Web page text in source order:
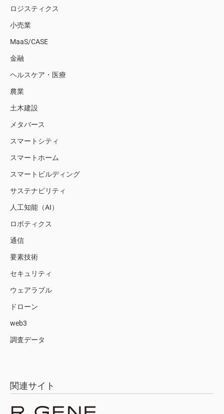
ロジスティクス
小売業
MaaS/CASE
金融
ヘルスケア・医療
農業
土木建設
メタバース
スマートシティ
スマートホーム
スマートビルディング
サステナビリティ
人工知能（AI）
ロボティクス
通信
要素技術
セキュリティ
ウェアラブル
ドローン
web3
調査データ
関連サイト